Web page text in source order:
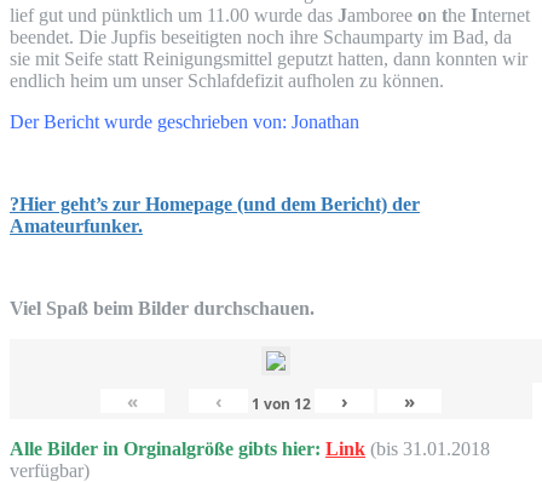
lief gut und pünkt­lich um 11.00 wur­de das Jambo­ree on the Inter­net
been­det. Die Jup­fis besei­tig­ten noch ihre Schaum­par­ty im Bad, da
sie mit Sei­fe statt Rei­ni­gungs­mit­tel geputzt hat­ten, dann konn­ten wir
end­lich heim um unser Schlaf­de­fi­zit auf­ho­len zu können.
Der Bericht wur­de geschrie­ben von: Jonathan
?Hier geht’s zur Home­page (und dem Bericht) der
Amateurfunker.
Viel Spaß beim Bil­der durchschauen.
« ‹ 1 von 12 › »
Alle Bil­der in Orgi­nal­grö­ße gibts hier: Link (bis 31.01.2018
verfügbar)